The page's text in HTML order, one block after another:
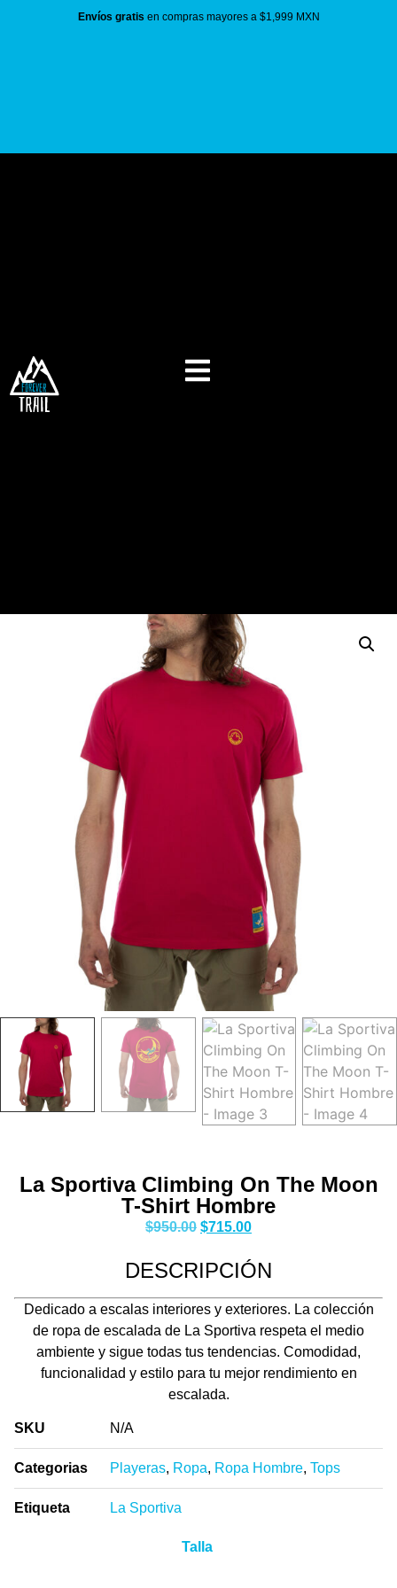
Envíos gratis en compras mayores a $1,999 MXN
La Sportiva Climbing On The Moon
T-Shirt Hombre
$950.00 $715.00
DESCRIPCIÓN
Dedicado a escalas interiores y exteriores. La colección
de ropa de escalada de La Sportiva respeta el medio
ambiente y sigue todas tus tendencias. Comodidad,
funcionalidad y estilo para tu mejor rendimiento en
escalada.
SKU N/A
Categorias Playeras, Ropa, Ropa Hombre, Tops
Etiqueta La Sportiva
Talla